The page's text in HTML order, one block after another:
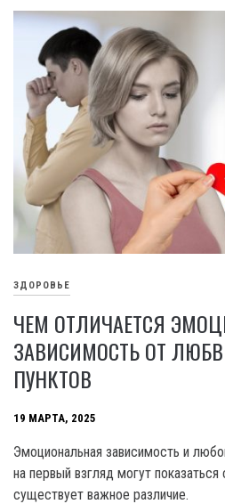
ЗДОРОВЬЕ
ЧЕМ ОТЛИЧАЕТСЯ
ЗАВИСИМОСТЬ ОТ
ПУНКТОВ
19 МАРТА, 2025
Эмоциональная зависимость и
на первый взгляд могут
существует важное различие.